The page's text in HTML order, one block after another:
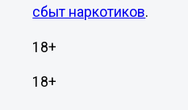
сбыт наркотиков.
18+
18+